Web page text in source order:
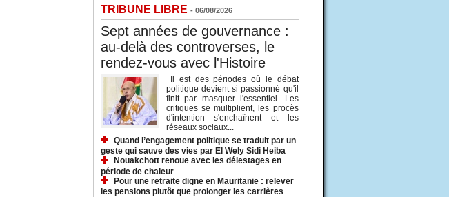
TRIBUNE LIBRE - 06/08/2026
Sept années de gouvernance :
au-delà des controverses, le
rendez-vous avec l'Histoire
Il est des périodes où le débat
politique devient si passionné qu'il
finit par masquer l'essentiel. Les
critiques se multiplient, les procès
d'intention s'enchaînent et les
réseaux sociaux...
Quand l’engagement politique se traduit par un
geste qui sauve des vies par El Wely Sidi Heiba
Nouakchott renoue avec les délestages en
période de chaleur
Pour une retraite digne en Mauritanie : relever
les pensions plutôt que prolonger les carrières